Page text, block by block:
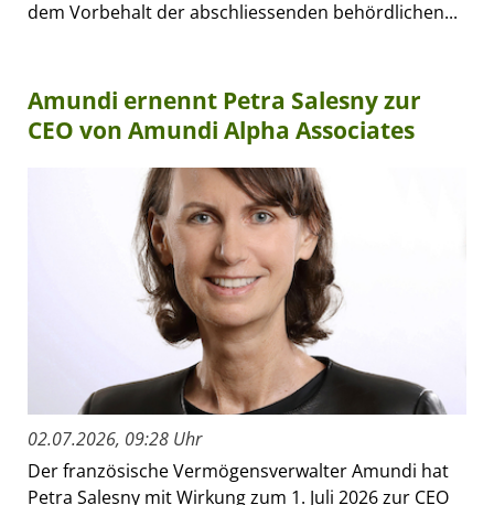
dem Vorbehalt der abschliessenden behördlichen...
Amundi ernennt Petra Salesny zur
CEO von Amundi Alpha Associates
02.07.2026, 09:28 Uhr
Der französische Vermögensverwalter Amundi hat
Petra Salesny mit Wirkung zum 1. Juli 2026 zur CEO